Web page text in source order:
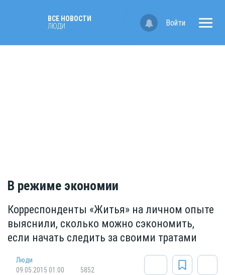
ВСЕ НОВОСТИ
ЛЮДИ
Войти
В режиме экономии
Корреспонденты «Житья» на личном опыте
выяснили, сколько можно сэкономить,
если начать следить за своими тратами
Люди
09.05.2015 01:00
5852